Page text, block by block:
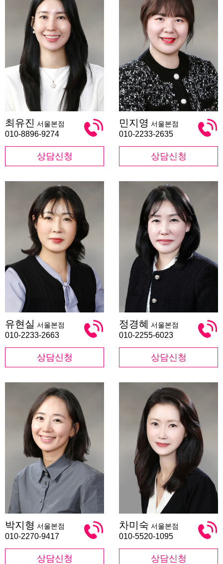
유
진
최유진 서울본점
010-8896-9274
상담신청
지
영
민지영 서울본점
010-2233-2635
상담신청
현
실
유현실 서울본점
010-2233-2663
상담신청
경
혜
정경혜 서울본점
010-2255-6023
상담신청
지
형
박지형 서울본점
010-2270-9417
상담신청
미
숙
차미숙 서울본점
010-5520-1095
상담신청